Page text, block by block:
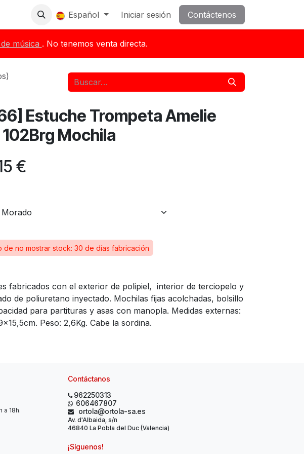
Español Iniciar sesión Contáctenos
música . No tenemos venta directa.
Estuche Trompeta Amelie
102Brg Mochila
€
de no mostrar stock: 30 de días fabricación
fabricados con el exterior de polipiel, interior de terciopelo y
de poliuretano inyectado. Mochilas fijas acolchadas, bolsillo
para partituras y asas con manopla. Medidas externas:
Peso: 2,6Kg. Cabe la sordina.
a 18h.
Contáctanos
962250313
606467807
ortola@ortola-sa.es
Av. d'Albaida, s/n
46840 La Pobla del Duc (Valencia)
¡Síguenos!